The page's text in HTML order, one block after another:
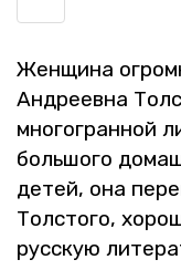
Жен­щи­на
Ан­дре­ев­на
мно­го­гран­ной
боль­шо­го
детей, она
Тол­сто­го,
рус­скую